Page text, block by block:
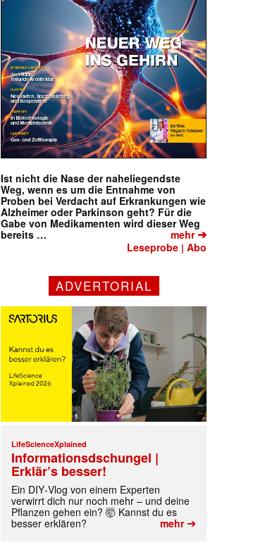
Ist nicht die Nase der naheliegendste
Weg, wenn es um die Entnahme von
Proben bei Verdacht auf Erkrankungen wie
Alzheimer oder Parkinson geht? Für die
Gabe von Medikamenten wird dieser Weg
bereits …
mehr➔
Leseprobe |Abo
ADVERTORIAL
LifeScienceXplained
Informationsdschungel |
Erklär’s besser!
Ein DIY‑Vlog von einem Experten
verwirrt dich nur noch mehr – und deine
Pflanzen gehen ein? 🤯 Kannst du es
besser erklären?
mehr➔